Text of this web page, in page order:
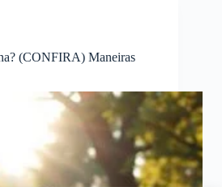
(CONFIRA) Maneiras